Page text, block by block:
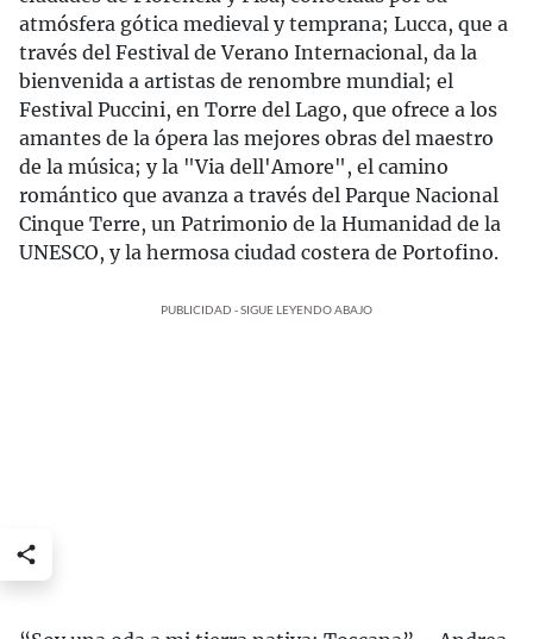
atmósfera gótica medieval y temprana; Lucca, que a
través del Festival de Verano Internacional, da la
bienvenida a artistas de renombre mundial; el
Festival Puccini, en Torre del Lago, que ofrece a los
amantes de la ópera las mejores obras del maestro
de la música; y la "Via dell'Amore", el camino
romántico que avanza a través del Parque Nacional
Cinque Terre, un Patrimonio de la Humanidad de la
UNESCO, y la hermosa ciudad costera de Portofino.
PUBLICIDAD - SIGUE LEYENDO ABAJO